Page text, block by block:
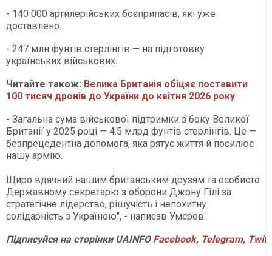
- 140 000 артилерійських боєприпасів, які уже
доставлено.
- 247 млн фунтів стерлінгів — на підготовку
українських військових.
Читайте також: Велика Британія обіцяє поставити
100 тисяч дронів до України до квітня 2026 року
- Загальна сума військової підтримки з боку Великої
Британії у 2025 році — 4.5 млрд фунтів стерлінгів. Це —
безпрецедентна допомога, яка рятує життя й посилює
нашу армію.
Щиро вдячний нашим британським друзям та особисто
Державному секретарю з оборони Джону Гілі за
стратегічне лідерство, рішучість і непохитну
солідарність з Україною", - написав Умєров.
ПідписуйсянасторінкиUAINFO Facebook, Telegram,